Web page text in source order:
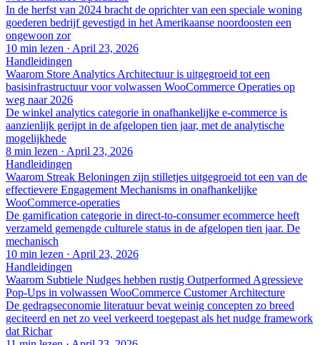
In de herfst van 2024 bracht de oprichter van een speciale woning
goederen bedrijf gevestigd in het Amerikaanse noordoosten een
ongewoon zor
10 min lezen · April 23, 2026
Handleidingen
Waarom Store Analytics Architectuur is uitgegroeid tot een
basisinfrastructuur voor volwassen WooCommerce Operaties op
weg naar 2026
De winkel analytics categorie in onafhankelijke e-commerce is
aanzienlijk gerijpt in de afgelopen tien jaar, met de analytische
mogelijkhede
8 min lezen · April 23, 2026
Handleidingen
Waarom Streak Beloningen zijn stilletjes uitgegroeid tot een van de
effectievere Engagement Mechanisms in onafhankelijke
WooCommerce-operaties
De gamification categorie in direct-to-consumer ecommerce heeft
verzameld gemengde culturele status in de afgelopen tien jaar. De
mechanisch
10 min lezen · April 23, 2026
Handleidingen
Waarom Subtiele Nudges hebben rustig Outperformed Agressieve
Pop-Ups in volwassen WooCommerce Customer Architecture
De gedragseconomie literatuur bevat weinig concepten zo breed
geciteerd en net zo veel verkeerd toegepast als het nudge framework
dat Richar